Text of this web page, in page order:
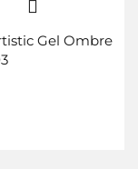
Gel Ombre